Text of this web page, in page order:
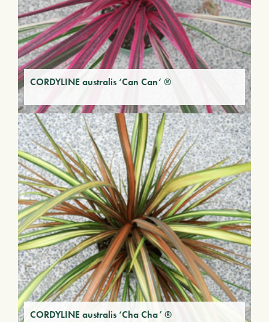
CORDYLINE australis ‘Can Can’ ®
CORDYLINE australis ‘Cha Cha’ ®